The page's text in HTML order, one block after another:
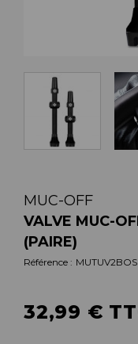
MUC-OFF
VALVE MUC-
(PAIRE)
Référence : MUTUV2BOS
32,99